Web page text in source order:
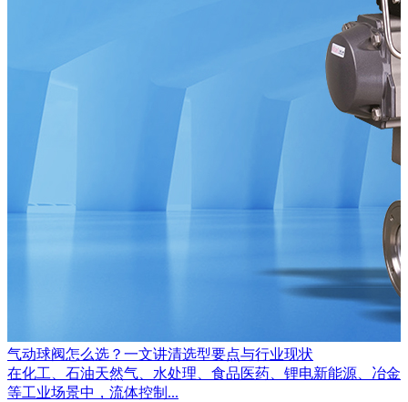
气动球阀怎么选？一文讲清选型要点与行业现状
在化工、石油天然气、水处理、食品医药、锂电新能源、冶金
等工业场景中，流体控制...